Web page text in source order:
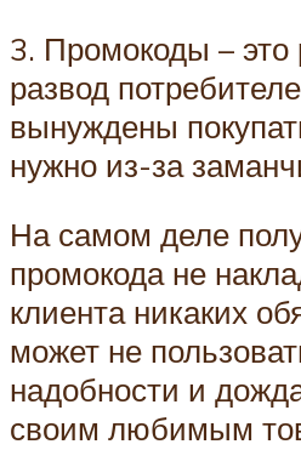
3. Промокоды –
развод
вынуждены
нужно из-за
На самом деле
промокода не
клиента никаких
может не
надобности и
своим любимым